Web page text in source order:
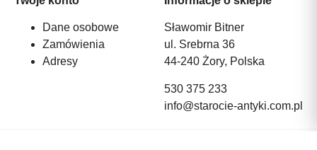
Dane osobowe
Zamówienia
Adresy
Sławomir Bitner
ul. Srebrna 36
44-240 Żory, Polska
530 375 233
info@starocie-antyki.com.pl